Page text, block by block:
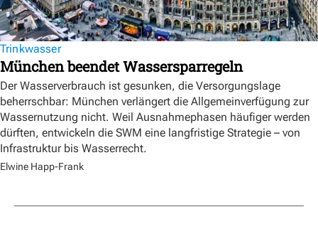
Trinkwasser
München beendet Wassersparregeln
Der Wasserverbrauch ist gesunken, die Versorgungslage
beherrschbar: München verlängert die Allgemeinverfügung zur
Wassernutzung nicht. Weil Ausnahmephasen häufiger werden
dürften, entwickeln die SWM eine langfristige Strategie – von
Infrastruktur bis Wasserrecht.
Elwine Happ-Frank